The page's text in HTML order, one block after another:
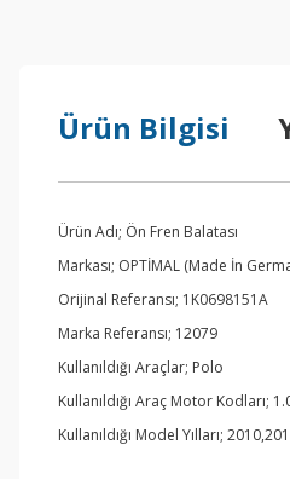
Ürün Bilgisi
Ürün Adı; Ön Fren Balatası
Markası; OPTİMAL (Made İn
Orijinal Referansı; 1K0698151A
Marka Referansı; 12079
Kullanıldığı Araçlar; Polo
Kullanıldığı Araç Motor Kodları;
Kullanıldığı Model Yılları;